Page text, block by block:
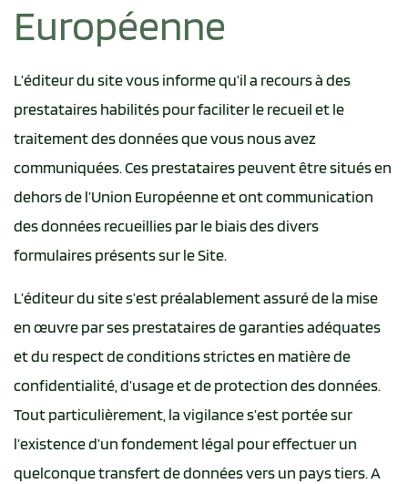
Européenne
L’éditeur du site vous informe qu’il a recours à des
prestataires habilités pour faciliter le recueil et le
traitement des données que vous nous avez
communiquées. Ces prestataires peuvent être situés en
dehors de l’Union Européenne et ont communication
des données recueillies par le biais des divers
formulaires présents sur le Site.
L’éditeur du site s’est préalablement assuré de la mise
en œuvre par ses prestataires de garanties adéquates
et du respect de conditions strictes en matière de
confidentialité, d’usage et de protection des données.
Tout particulièrement, la vigilance s’est portée sur
l’existence d’un fondement légal pour effectuer un
quelconque transfert de données vers un pays tiers. A